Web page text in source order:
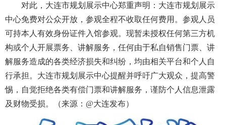
对此，大连市规划展示中心郑重声明：大连市规划展示
中心免费对公众开放，参观全程不收取任何费用。参观人员
可持本人有效身份证件入馆参观。现暂未授权任何第三方机
构或个人开展票务、讲解服务，任何由于私自销售门票、讲
解服务造成的各类经济损失和纠纷，均由相关平台和个人自
行承担。大连市规划展示中心提醒并呼吁广大观众，提高警
惕，自觉拒绝各类有偿门票和讲解服务，谨防个人信息泄露
及财物受损。（来源：@大连发布）